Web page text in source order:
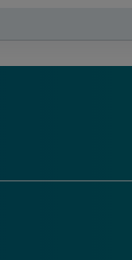
des